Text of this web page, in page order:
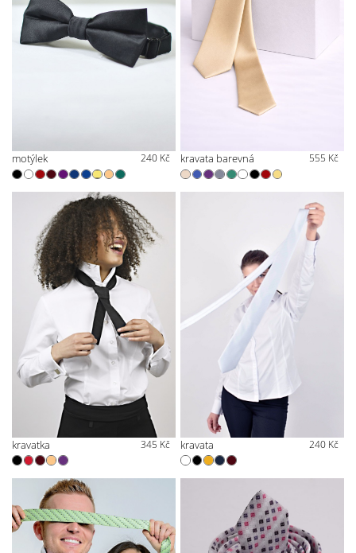
motýlek 240 Kč kravata barevná 555 Kč
kravatka 345 Kč kravata 240 Kč